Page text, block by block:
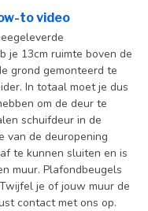
to video
je 13cm ruimte boven de
grond gemonteerd te
In totaal moet je dus
om de deur te
schuifdeur in de
van de deuropening
te kunnen sluiten en is
muur. Plafondbeugels
je of jouw muur de
contact met ons op.